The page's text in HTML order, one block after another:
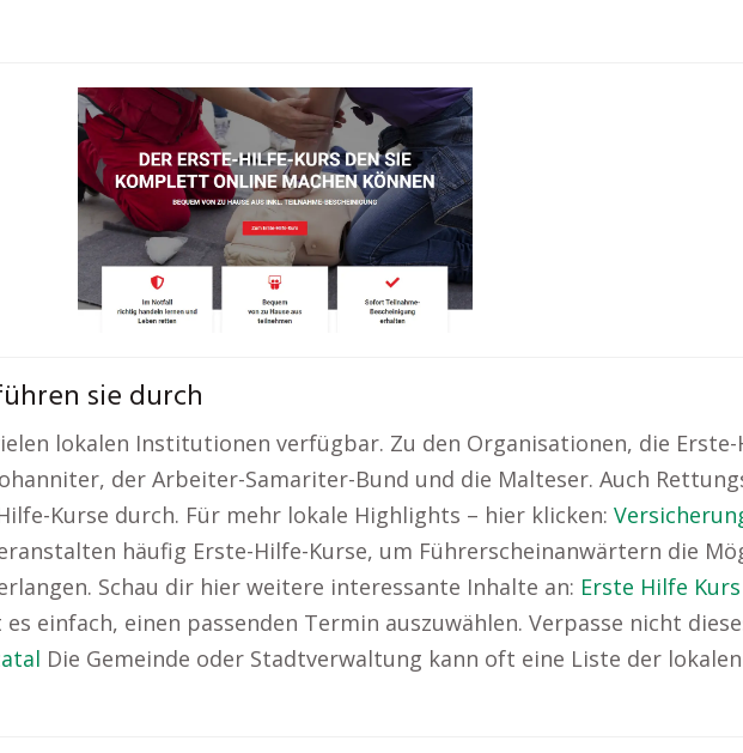
sie durch
lokalen Institutionen verfügbar. Zu den Organisationen, die
der Arbeiter-Samariter-Bund und die Malteser. Auch
Kurse durch. Für mehr lokale Highlights – hier klicken:
häufig Erste-Hilfe-Kurse, um Führerscheinanwärtern die
Schau dir hier weitere interessante Inhalte an: Erste Hilfe
einfach, einen passenden Termin auszuwählen. Verpasse nicht
Die Gemeinde oder Stadtverwaltung kann oft eine Liste der